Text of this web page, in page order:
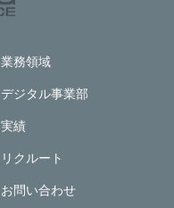
業務領域
デジタル事業部
実績
リクルート
お問い合わせ